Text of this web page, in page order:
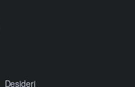
Desideri